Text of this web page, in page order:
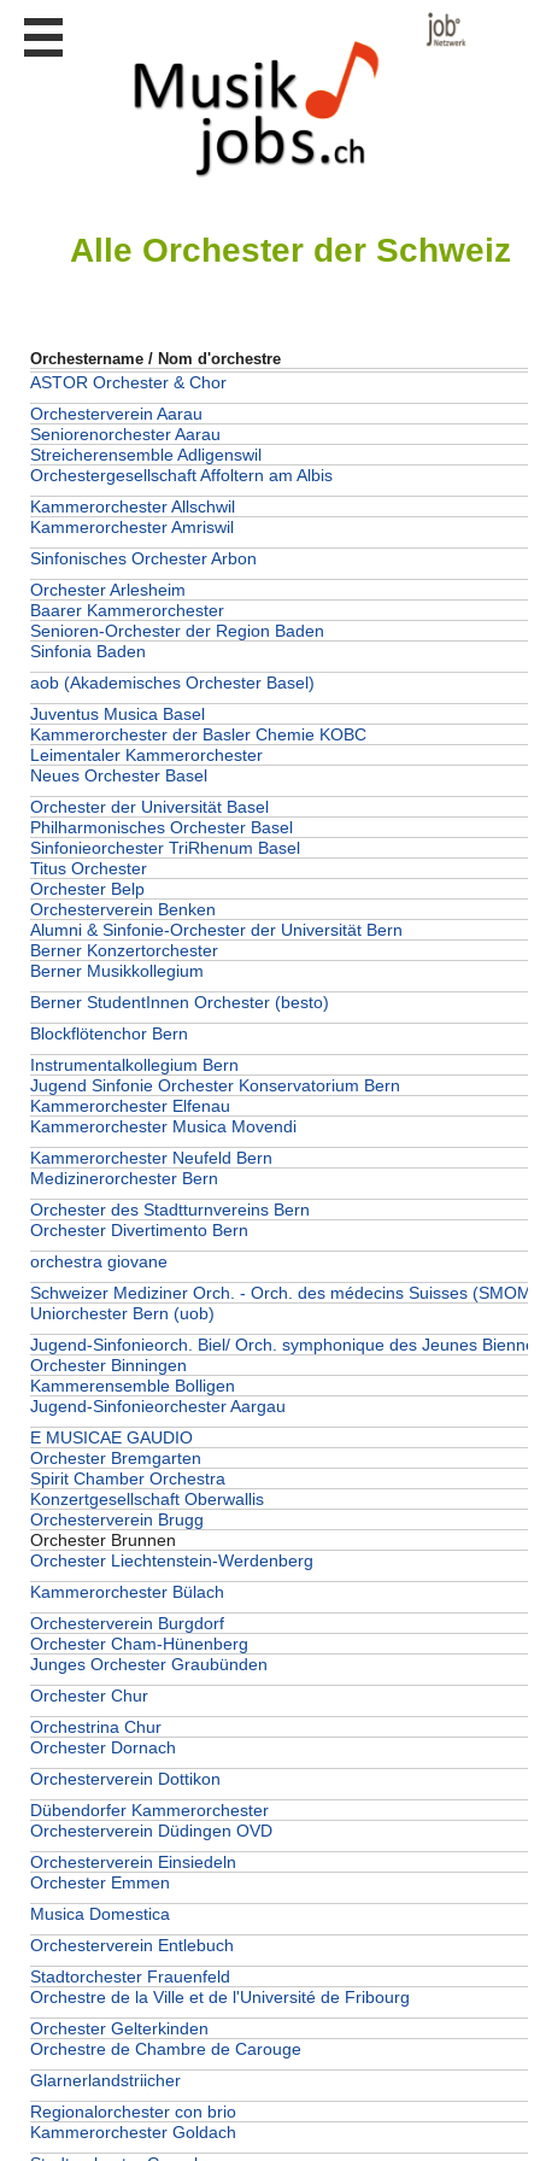
Stellen
App's
Lehrstellen
finden
Lehrstellen
gratis
inserieren
Alle Orchester der Schweiz
Orchestername / Nom d'orchestre
ASTOR Orchester & Chor
Orchesterverein Aarau
Seniorenorchester Aarau
Streicherensemble Adligenswil
Orchestergesellschaft Affoltern am Albis
Kammerorchester Allschwil
Kammerorchester Amriswil
Sinfonisches Orchester Arbon
Orchester Arlesheim
Baarer Kammerorchester
Senioren-Orchester der Region Baden
Sinfonia Baden
aob (Akademisches Orchester Basel)
Juventus Musica Basel
Kammerorchester der Basler Chemie KOBC
Leimentaler Kammerorchester
Neues Orchester Basel
Orchester der Universität Basel
Philharmonisches Orchester Basel
Sinfonieorchester TriRhenum Basel
Titus Orchester
Orchester Belp
Orchesterverein Benken
Alumni & Sinfonie-Orchester der Universität Bern
Berner Konzertorchester
Berner Musikkollegium
Berner StudentInnen Orchester (besto)
Blockflötenchor Bern
Instrumentalkollegium Bern
Jugend Sinfonie Orchester Konservatorium Bern
Kammerorchester Elfenau
Kammerorchester Musica Movendi
Kammerorchester Neufeld Bern
Medizinerorchester Bern
Orchester des Stadtturnvereins Bern
Orchester Divertimento Bern
orchestra giovane
Schweizer Mediziner Orch. - Orch. des médecins Suisses
Uniorchester Bern (uob)
Jugend-Sinfonieorch. Biel/ Orch. symphonique des Jeunes Bienne
Orchester Binningen
Kammerensemble Bolligen
Jugend-Sinfonieorchester Aargau
E MUSICAE GAUDIO
Orchester Bremgarten
Spirit Chamber Orchestra
Konzertgesellschaft Oberwallis
Orchesterverein Brugg
Orchester Brunnen
Orchester Liechtenstein-Werdenberg
Kammerorchester Bülach
Orchesterverein Burgdorf
Orchester Cham-Hünenberg
Junges Orchester Graubünden
Orchester Chur
Orchestrina Chur
Orchester Dornach
Orchesterverein Dottikon
Dübendorfer Kammerorchester
Orchesterverein Düdingen OVD
Orchesterverein Einsiedeln
Orchester Emmen
Musica Domestica
Orchesterverein Entlebuch
Stadtorchester Frauenfeld
Orchestre de la Ville et de l'Université de Fribourg
Orchester Gelterkinden
Orchestre de Chambre de Carouge
Glarnerlandstriicher
Regionalorchester con brio
Kammerorchester Goldach